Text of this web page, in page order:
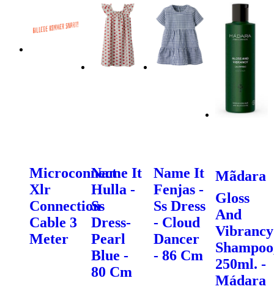
Microconnect
Xlr
Connection
Cable 3
Meter
Name It
Hulla -
Ss
Dress-
Pearl
Blue -
80 Cm
Name It
Fenjas -
Ss Dress
- Cloud
Dancer
- 86 Cm
Mãdara
Gloss
And
Vibrancy
250ml. -
Mádara